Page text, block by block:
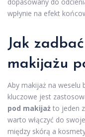
wpłynie na efekt
Jak
makijażu
Aby makijaż na weselu
kluczowe jest
pod makijaż to jeden
warto włączyć do
między skórą a